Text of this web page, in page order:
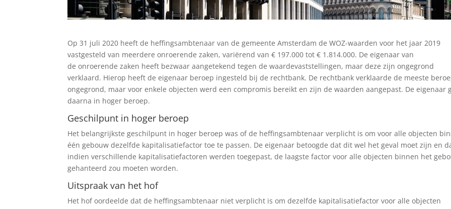
Op 31 juli 2020 heeft de heffingsambtenaar van de gemeente Amsterdam de WOZ-waarden voor het jaar 2019
vastgesteld van meerdere onroerende zaken, variërend van € 197.000 tot € 1.814.000. De eigenaar van
de onroerende zaken heeft bezwaar aangetekend tegen de waardevaststellingen, maar deze zijn ongegrond
verklaard. Hierop heeft de eigenaar beroep ingesteld bij de rechtbank. De rechtbank verklaarde de meeste
ongegrond, maar voor enkele objecten werd een compromis bereikt en zijn de waarden aangepast. De eigenaar
daarna in hoger beroep.
Geschilpunt in hoger beroep
Het belangrijkste geschilpunt in hoger beroep was of de heffingsambtenaar verplicht is om voor alle objecten
één gebouw dezelfde kapitalisatiefactor toe te passen. De eigenaar betoogde dat dit wel het geval moet zijn en
indien verschillende kapitalisatiefactoren werden toegepast, de laagste factor voor alle objecten binnen het
gehanteerd zou moeten worden.
Uitspraak van het hof
Het hof oordeelde dat de heffingsambtenaar niet verplicht is om dezelfde kapitalisatiefactor voor alle objecten